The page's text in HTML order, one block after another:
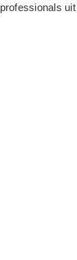
professionals